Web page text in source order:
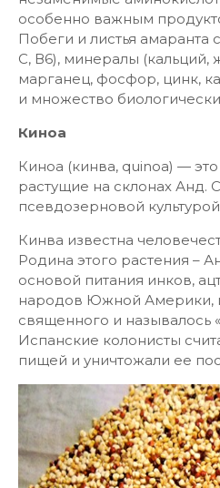
особенно важным
Побеги и листья
С, В6), минералы (кальций,
марганец, фосфор, цинк,
и множество
Киноа
Киноа (кинва, quinoa) —
растущие на склонах Анд.
псевдозерновой
Кинва известна
Родина этого растения –
основой питания инков,
народов Южной Америки,
священного и называлось
Испанские колонисты
пищей и уничтожали ее